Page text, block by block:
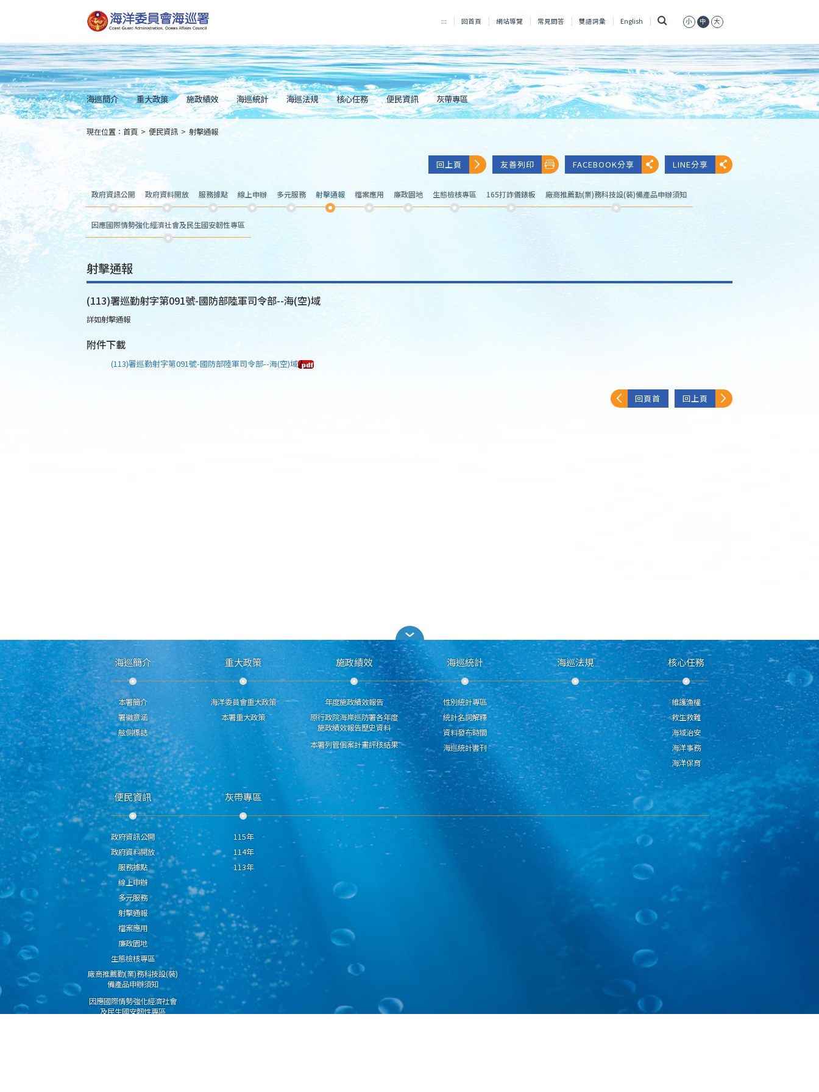
到
主
內
容
Skip
to
main
content
::: 回首頁 網站導覽 常見問答 雙語詞彙 English 小 中 大
海巡簡介 重大政策 施政績效 海巡統計 海巡法規 核心任務 便民資訊 灰帶專區
::: 現在位置： 首頁 > 便民資訊 > 射擊通報
回上頁 友善列印 FACEBOOK分享 LINE分享
政府資訊公開 政府資料開放 服務據點 線上申辦 多元服務 射擊通報 檔案應用 廉政園地 生態檢核專區 165打詐儀錶板 廠商推薦勤(業)務科技設(裝)備產品申辦須知
因應國際情勢強化經濟社會及民生國安韌性專區
射擊通報
(113)署巡勤射字第091號-國防部陸軍司令部--海(空)域
詳如射擊通報
附件下載
(113)署巡勤射字第091號-國防部陸軍司令部--海(空)域
回頁首 回上頁
海巡簡介
本署簡介
署徽意涵
舷側標誌
重大政策
海洋委員會重大政策
本署重大政策
施政績效
年度施政績效報告
原行政院海岸巡防署各年度
施政績效報告歷史資料
本署列管個案計畫評核結果
海巡統計
性別統計專區
統計名詞解釋
資料發布時間
海巡統計書刊
海巡法規 核心任務
維護漁權
救生救難
海域治安
海洋事務
海洋保育
便民資訊
政府資訊公開
政府資料開放
服務據點
線上申辦
多元服務
射擊通報
檔案應用
廉政園地
生態檢核專區
廠商推薦勤(業)務科技設(裝)
備產品申辦須知
因應國際情勢強化經濟社會
及民生國安韌性專區
灰帶專區
115年
114年
113年